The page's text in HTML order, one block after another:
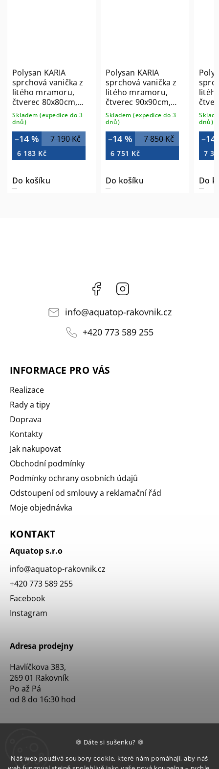
🍪 Dáte si sušenku? 🍪
Náš web používá soubory cookie, které nám pomáhají, aby náš
Polysan KARIA
sprchová vanička z
litého mramoru,
čtverec 80x80cm,
bílá 42511
Skladem (expedice do 3
dnů)
7 190 Kč
–14 %
6 183 Kč
Do košíku
Polysan KARIA
sprchová vanička z
litého mramoru,
čtverec 90x90cm,
bílá 43511
Skladem (expedice do 3
dnů)
7 850 Kč
–14 %
6 751 Kč
Do košíku
bílá
dnů)
–14
7
Do
Facebook
info@aquatop-rakovnik.cz
+420 773 589 255
INFORMACE PRO VÁS
Realizace
Rady a tipy
Doprava
Kontakty
Jak nakupovat
Obchodní podmínky
Podmínky ochrany osobních údajů
Odstoupení od smlouvy a reklamační řád
Moje objednávka
KONTAKT
Aquatop s.r.o
info@aquatop-rakovnik.cz
+420 773 589 255
Facebook
Instagram
Adresa prodejny
Havlíčkova 383,
269 01 Rakovník
Po až Pá
od 8 do 16:30 hod